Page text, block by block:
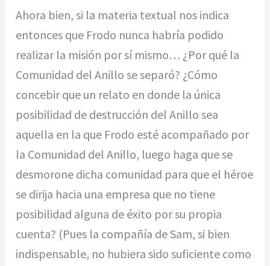
Ahora bien, si la materia textual nos indica
entonces que Frodo nunca habría podido
realizar la misión por sí mismo… ¿Por qué la
Comunidad del Anillo se separó? ¿Cómo
concebir que un relato en donde la única
posibilidad de destrucción del Anillo sea
aquella en la que Frodo esté acompañado por
la Comunidad del Anillo, luego haga que se
desmorone dicha comunidad para que el héroe
se dirija hacia una empresa que no tiene
posibilidad alguna de éxito por su propia
cuenta? (Pues la compañía de Sam, si bien
indispensable, no hubiera sido suficiente como